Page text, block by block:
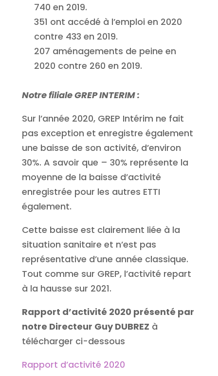
740 en 2019.
351 ont accédé à l’emploi en 2020
contre 433 en 2019.
207 aménagements de peine en
2020 contre 260 en 2019.
Notre filiale GREP INTERIM :
Sur l’année 2020, GREP Intérim ne fait
pas exception et enregistre également
une baisse de son activité, d’environ
30%. A savoir que – 30% représente la
moyenne de la baisse d’activité
enregistrée pour les autres ETTI
également.
Cette baisse est clairement liée à la
situation sanitaire et n’est pas
représentative d’une année classique.
Tout comme sur GREP, l’activité repart
à la hausse sur 2021.
Rapport d’activité 2020 présenté par
notre Directeur GuyDUBREZ à
télécharger ci-dessous
Rapport d’activité 2020